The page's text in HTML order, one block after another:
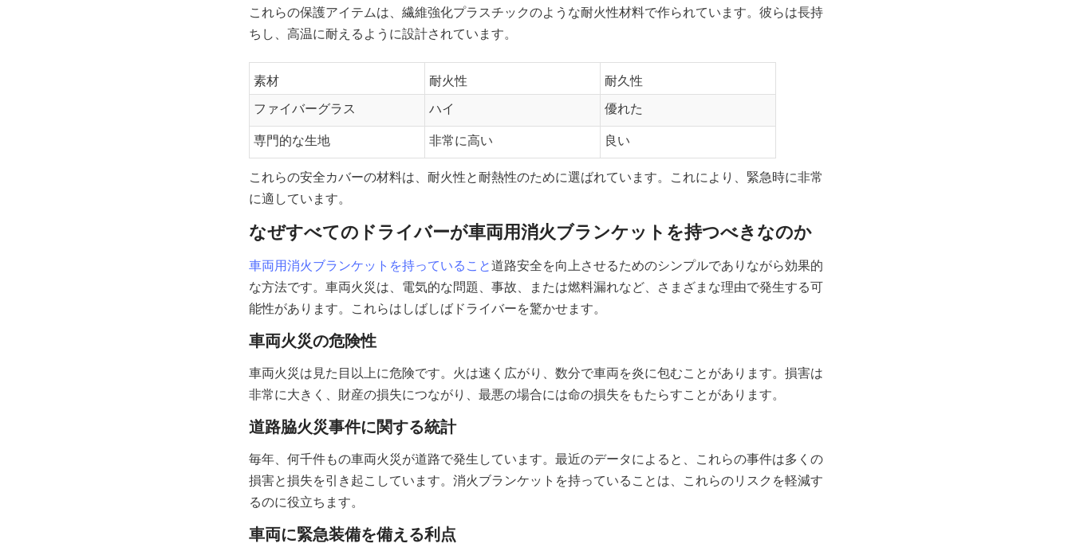
これらの保護アイテムは、繊維強化プラスチックのような耐火性材料で作られています。彼らは長持
ちし、高温に耐えるように設計されています。
素材 耐火性
耐久性
ファイバーグラス
ハイ
優れた
専門的な生地
非常に高い 良い
これらの安全カバーの材料は、耐火性と耐熱性のために選ばれています。これにより、緊急時に非常
に適しています。
なぜすべてのドライバーが車両用消火ブランケットを持つべきなのか
車両用消火ブランケットを持っていること道路安全を向上させるためのシンプルでありながら効果的
な方法です。車両火災は、電気的な問題、事故、または燃料漏れなど、さまざまな理由で発生する可
能性があります。これらはしばしばドライバーを驚かせます。
車両火災の危険性
車両火災は見た目以上に危険です。火は速く広がり、数分で車両を炎に包むことがあります。損害は
非常に大きく、財産の損失につながり、最悪の場合には命の損失をもたらすことがあります。
道路脇火災事件に関する統計
毎年、何千件もの車両火災が道路で発生しています。最近のデータによると、これらの事件は多くの
損害と損失を引き起こしています。消火ブランケットを持っていることは、これらのリスクを軽減す
るのに役立ちます。
車両に緊急装備を備える利点